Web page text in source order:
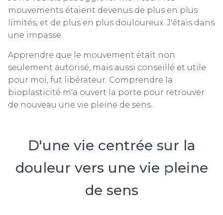
mouvements étaient devenus de plus en plus
limités, et de plus en plus douloureux. J'étais dans
une impasse.
Apprendre que le mouvement était non
seulement autorisé, mais aussi conseillé et utile
pour moi, fut libérateur. Comprendre la
bioplasticité m'a ouvert la porte pour retrouver
de nouveau une vie pleine de sens.
D'une vie centrée sur la
douleur vers une vie pleine
de sens